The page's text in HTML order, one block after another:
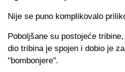
Nije se puno komplikovalo
Poboljšane su postojeće
dio tribina je spojen i dobio je
"bombonjere".